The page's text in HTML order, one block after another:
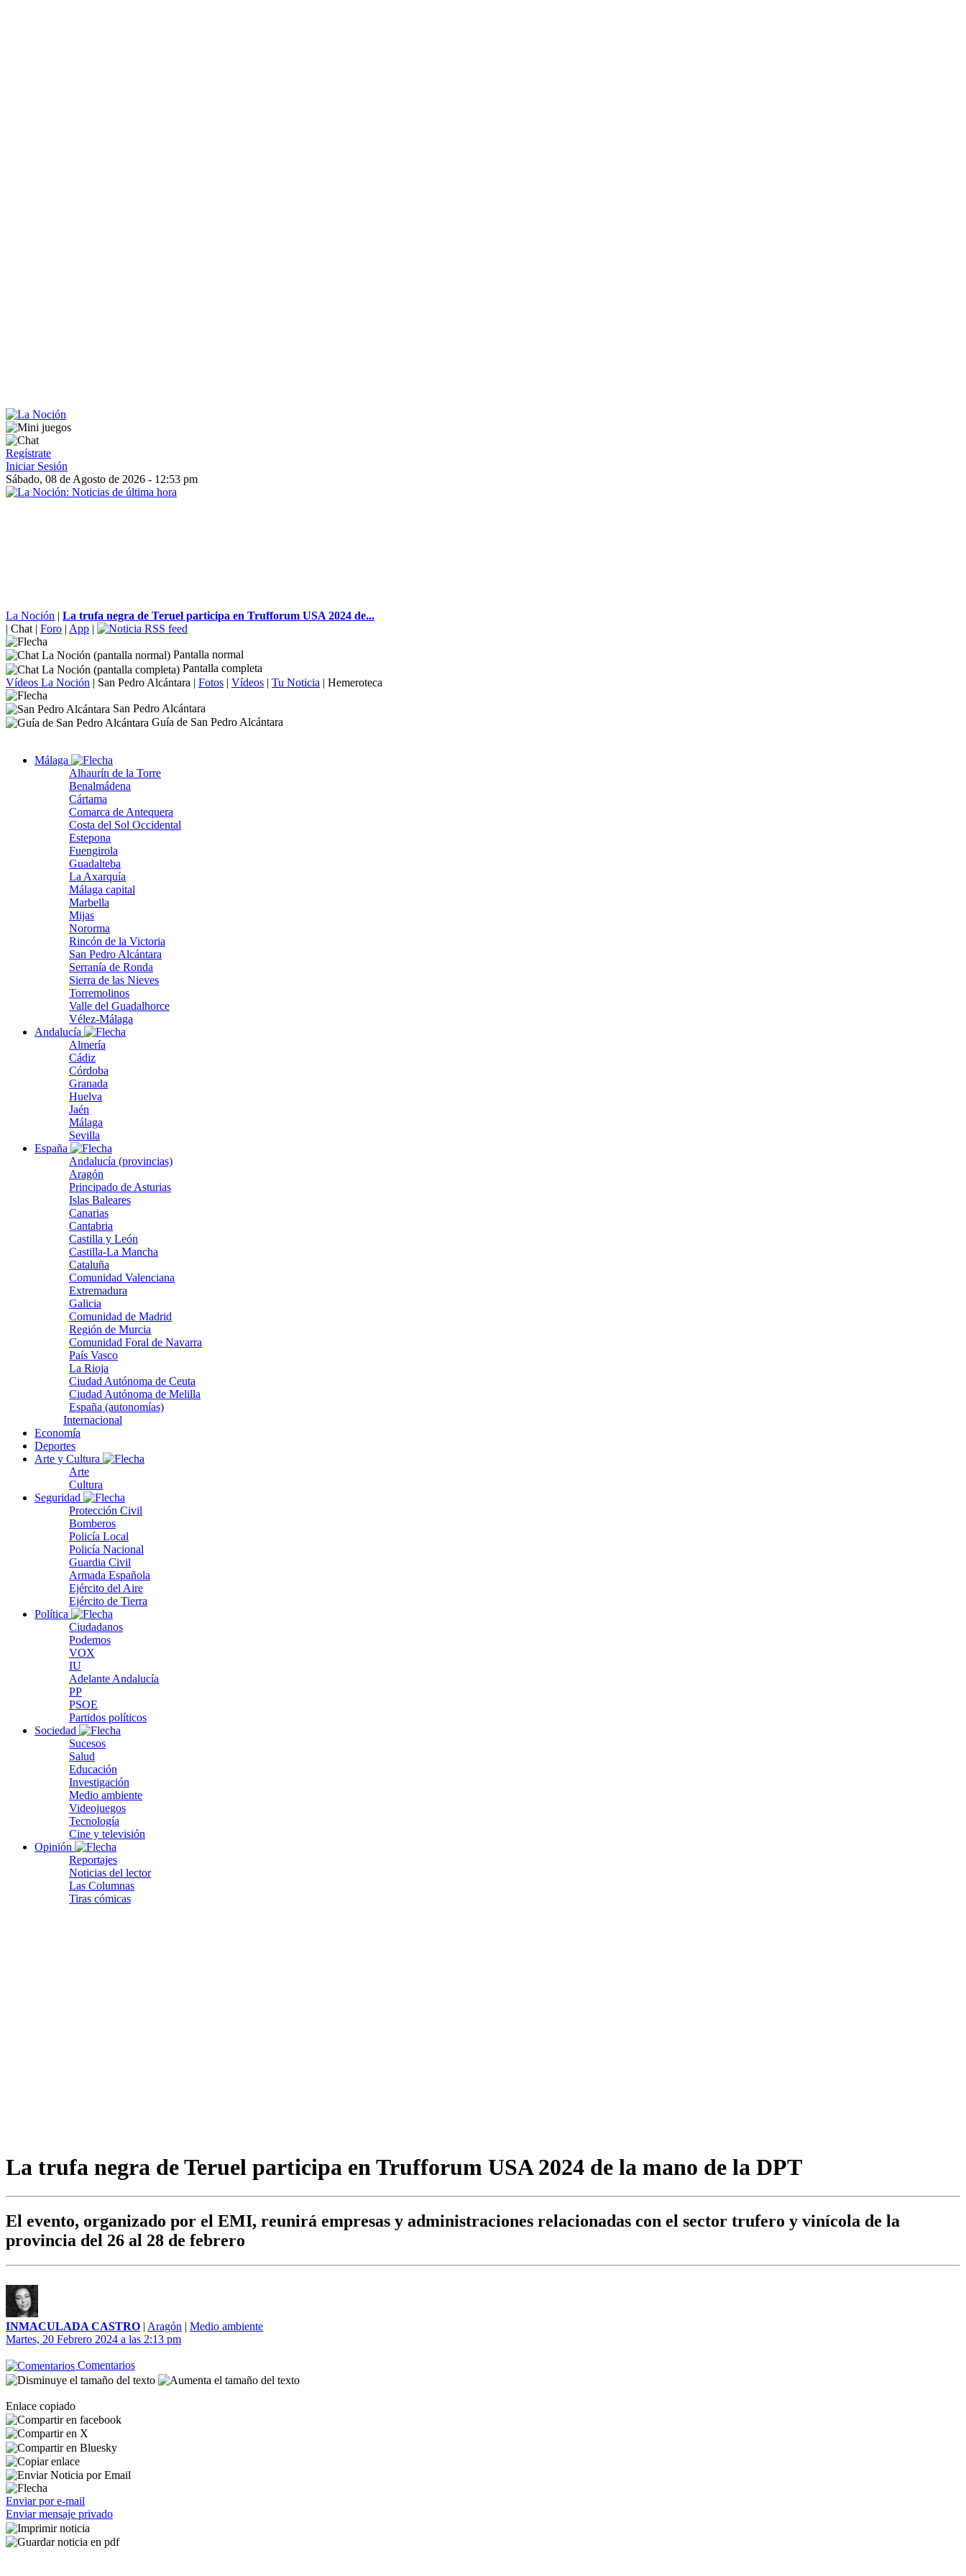
Regístrate
Iniciar Sesión
Sábado, 08 de Agosto de 2026 - 12:53 pm
La Noción | La trufa negra de Teruel participa en Trufforum USA 2024 de...
| Chat | Foro | App |
Pantalla normal
Pantalla completa
Vídeos La Noción | San Pedro Alcántara | Fotos | Vídeos | Tu Noticia | Hemeroteca
San Pedro Alcántara
Guía de San Pedro Alcántara
Málaga
Alhaurín de la Torre
Benalmádena
Cártama
Comarca de Antequera
Costa del Sol Occidental
Estepona
Fuengirola
Guadalteba
La Axarquía
Málaga capital
Marbella
Mijas
Nororma
Rincón de la Victoria
San Pedro Alcántara
Serranía de Ronda
Sierra de las Nieves
Torremolinos
Valle del Guadalhorce
Vélez-Málaga
Andalucía
Almería
Cádiz
Córdoba
Granada
Huelva
Jaén
Málaga
Sevilla
España
Andalucía (provincias)
Aragón
Principado de Asturias
Islas Baleares
Canarias
Cantabria
Castilla y León
Castilla-La Mancha
Cataluña
Comunidad Valenciana
Extremadura
Galicia
Comunidad de Madrid
Región de Murcia
Comunidad Foral de Navarra
País Vasco
La Rioja
Ciudad Autónoma de Ceuta
Ciudad Autónoma de Melilla
España (autonomías)
Internacional
Economía
Deportes
Arte y Cultura
Arte
Cultura
Seguridad
Protección Civil
Bomberos
Policía Local
Policía Nacional
Guardia Civil
Armada Española
Ejército del Aire
Ejército de Tierra
Política
Ciudadanos
Podemos
VOX
IU
Adelante Andalucía
PP
PSOE
Partidos políticos
Sociedad
Sucesos
Salud
Educación
Investigación
Medio ambiente
Videojuegos
Tecnología
Cine y televisión
Opinión
Reportajes
Noticias del lector
Las Columnas
Tiras cómicas
La trufa negra de Teruel participa en Trufforum USA 2024 de la mano de la DPT
El evento, organizado por el EMI, reunirá empresas y administraciones relacionadas con el sector trufero y vinícola de la
provincia del 26 al 28 de febrero
INMACULADA CASTRO | Aragón | Medio ambiente
Martes, 20 Febrero 2024 a las 2:13 pm
Comentarios
Enlace copiado
Enviar por e-mail
Enviar mensaje privado